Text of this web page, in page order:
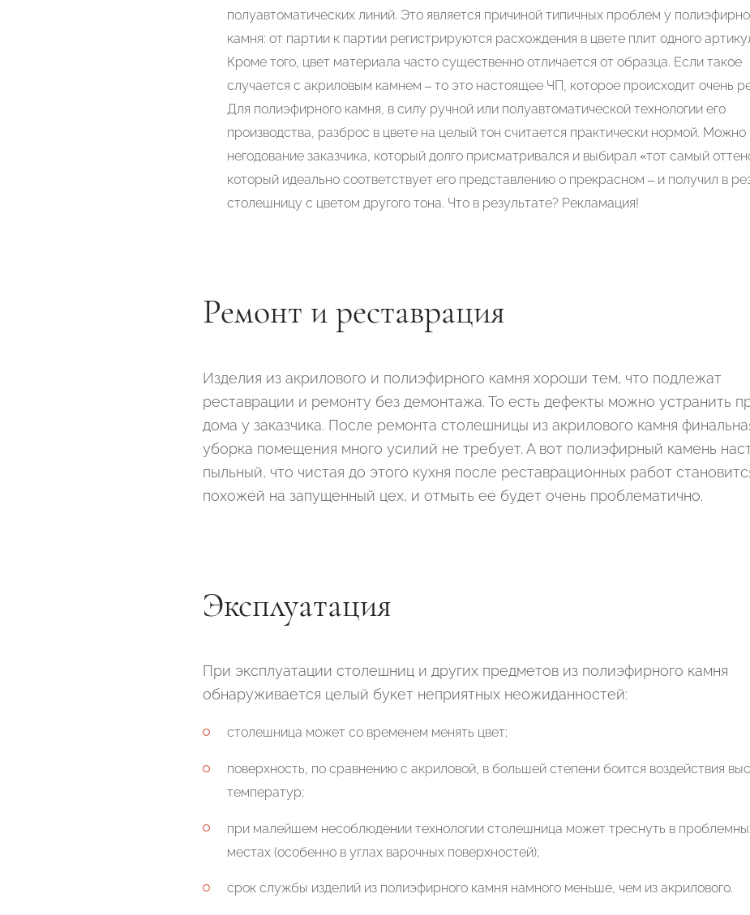
полуавтоматических линий. Это является причиной типичных проблем у
камня: от партии к партии регистрируются расхождения в цвете плит одного
Кроме того, цвет материала часто существенно отличается от образца. Если такое
случается с акриловым камнем – то это настоящее ЧП, которое происходит очень
Для полиэфирного камня, в силу ручной или полуавтоматической технологии его
производства, разброс в цвете на целый тон считается практически нормой. Можно
негодование заказчика, который долго присматривался и выбирал «тот самый
который идеально соответствует его представлению о прекрасном – и получил в
столешницу с цветом другого тона. Что в результате? Рекламация!
Ремонт и реставрация
Изделия из акрилового и полиэфирного камня хороши тем, что подлежат
реставрации и ремонту без демонтажа. То есть дефекты можно устранить
дома у заказчика. После ремонта столешницы из акрилового камня
уборка помещения много усилий не требует. А вот полиэфирный камень
пыльный, что чистая до этого кухня после реставрационных работ
похожей на запущенный цех, и отмыть ее будет очень проблематично.
Эксплуатация
При эксплуатации столешниц и других предметов из полиэфирного камня
обнаруживается целый букет неприятных неожиданностей:
столешница может со временем менять цвет;
поверхность, по сравнению с акриловой, в большей степени боится воздействия
температур;
при малейшем несоблюдении технологии столешница может треснуть в
местах (особенно в углах варочных поверхностей);
срок службы изделий из полиэфирного камня намного меньше, чем из акрилового.